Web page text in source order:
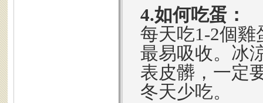
4.如何吃蛋：
每天吃1-2個
最易吸收。冰
表皮髒，一定
冬天少吃。